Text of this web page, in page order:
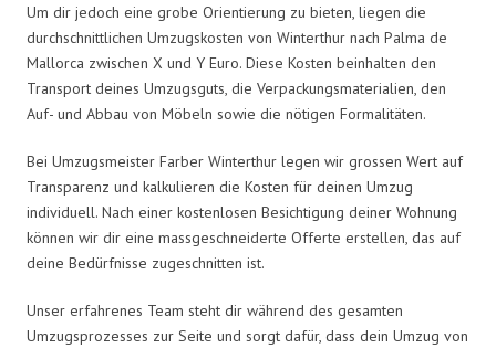
Um dir jedoch eine grobe Orientierung zu bieten, liegen die
durchschnittlichen Umzugskosten von Winterthur nach Palma de
Mallorca zwischen X und Y Euro. Diese Kosten beinhalten den
Transport deines Umzugsguts, die Verpackungsmaterialien, den
Auf- und Abbau von Möbeln sowie die nötigen Formalitäten.
Bei Umzugsmeister Farber Winterthur legen wir grossen Wert auf
Transparenz und kalkulieren die Kosten für deinen Umzug
individuell. Nach einer kostenlosen Besichtigung deiner Wohnung
können wir dir eine massgeschneiderte Offerte erstellen, das auf
deine Bedürfnisse zugeschnitten ist.
Unser erfahrenes Team steht dir während des gesamten
Umzugsprozesses zur Seite und sorgt dafür, dass dein Umzug von